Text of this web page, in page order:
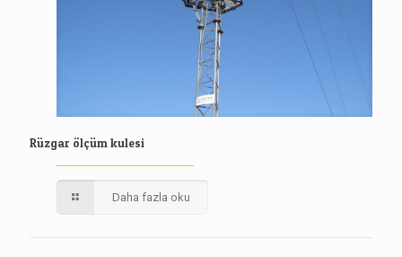
Rüzgar ölçüm kulesi
Daha fazla oku